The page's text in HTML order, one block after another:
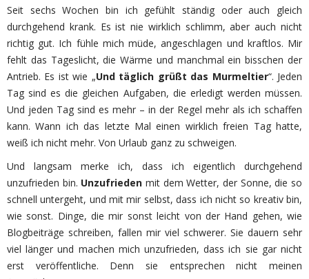
Seit sechs Wochen bin ich gefühlt ständig oder auch gleich
durchgehend krank. Es ist nie wirklich schlimm, aber auch nicht
richtig gut. Ich fühle mich müde, angeschlagen und kraftlos. Mir
fehlt das Tageslicht, die Wärme und manchmal ein bisschen der
Antrieb. Es ist wie „Und täglich grüßt das Murmeltier“. Jeden
Tag sind es die gleichen Aufgaben, die erledigt werden müssen.
Und jeden Tag sind es mehr – in der Regel mehr als ich schaffen
kann. Wann ich das letzte Mal einen wirklich freien Tag hatte,
weiß ich nicht mehr. Von Urlaub ganz zu schweigen.
Und langsam merke ich, dass ich eigentlich durchgehend
unzufrieden bin. Unzufrieden mit dem Wetter, der Sonne, die so
schnell untergeht, und mit mir selbst, dass ich nicht so kreativ bin,
wie sonst. Dinge, die mir sonst leicht von der Hand gehen, wie
Blogbeiträge schreiben, fallen mir viel schwerer. Sie dauern sehr
viel länger und machen mich unzufrieden, dass ich sie gar nicht
erst veröffentliche. Denn sie entsprechen nicht meinen